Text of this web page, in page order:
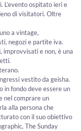
L’evento ospitato ieri e
di visitatori. Oltre
a vintage,
negozi e partite iva.
improvvisati e non, è una
vestito da geisha.
in fondo deve essere un
nel comprare un
alla persona che
con il suo obiettivo
The Sunday